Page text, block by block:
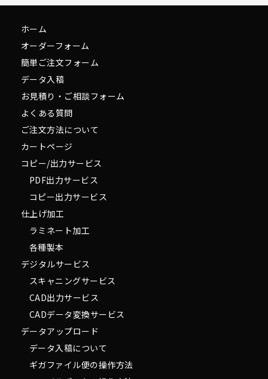
ホーム
オーダーフォーム
簡単ご注文フォーム
データ入稿
お見積り・ご相談フォーム
よくある質問
ご注文方法について
カートページ
コピー/出力サービス
PDF出力サービス
コピー出力サービス
仕上げ加工
ラミネート加工
各種製本
デジタルサービス
スキャニングサービス
CAD出力サービス
CADデータ変換サービス
データアップロード
データ入稿について
ギガファイル便の操作方法